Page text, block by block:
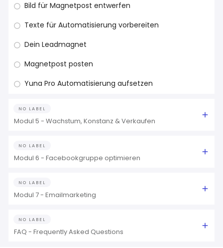
Bild für Magnetpost entwerfen
Texte für Automatisierung vorbereiten
Dein Leadmagnet
Magnetpost posten
Yuna Pro Automatisierung aufsetzen
NO LABEL
Modul 5 - Wachstum, Konstanz & Verkaufen
NO LABEL
Modul 6 - Facebookgruppe optimieren
NO LABEL
Modul 7 - Emailmarketing
NO LABEL
FAQ - Frequently Asked Questions